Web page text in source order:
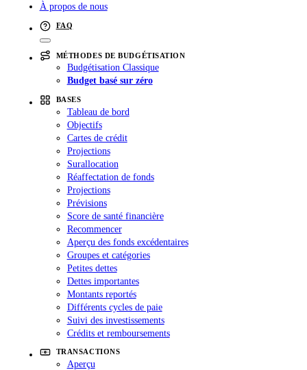
À propos de nous
FAQ
MÉTHODES DE BUDGÉTISATION
Budgétisation Classique
Budget basé sur zéro
BASES
Tableau de bord
Objectifs
Cartes de crédit
Projections
Surallocation
Réaffectation de fonds
Projections
Prévisions
Score de santé financière
Recommencer
Aperçu des fonds excédentaires
Groupes et catégories
Petites dettes
Dettes importantes
Montants reportés
Différents cycles de paie
Suivi des investissements
Crédits et remboursements
TRANSACTIONS
Aperçu